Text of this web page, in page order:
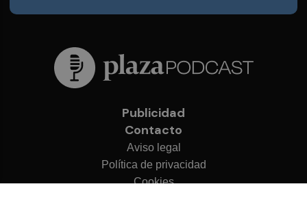
Publicidad
Contacto
Aviso legal
Política de privacidad
Cookies